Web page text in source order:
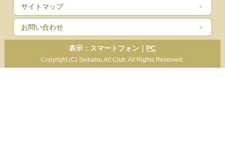
サイトマップ
お問い合わせ
表示：スマートフォン｜ PC
Copyright (C) Seikatsu Art Club. All Rights Reserved.